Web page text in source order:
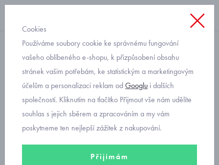
džíska, sáčko
riflová bunda dívčí růžová
Mayoral 6459-46
Cookies
Používáme soubory cookie ke správnému fungování
vašeho oblíbeného e-shopu, k přizpůsobení obsahu
stránek vašim potřebám, ke statistickým a marketingovým
účelům a personalizaci reklam odGooglu i dalších
společností. Kliknutím na tlačítko Přijmout vše nám udělíte
souhlas s jejich sběrem a zpracováním a my vám
poskytneme ten nejlepší zážitek z nakupování.
Přijímám